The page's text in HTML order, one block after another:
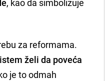
za reformama.
želi da poveća
je to odmah